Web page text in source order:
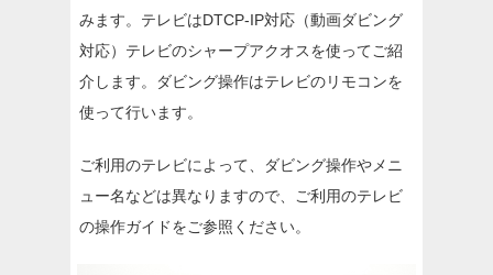
みます。テレビはDTCP-IP対応（動画ダビング
対応）テレビのシャープアクオスを使ってご紹
介します。ダビング操作はテレビのリモコンを
使って行います。
ご利用のテレビによって、ダビング操作やメニ
ュー名などは異なりますので、ご利用のテレビ
の操作ガイドをご参照ください。